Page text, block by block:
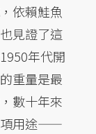
依賴鮭魚
見證了這
年代開
重量是最
數十年來
項用途——